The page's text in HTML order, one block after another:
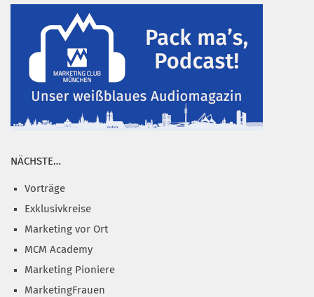
NÄCHSTE…
Vorträge
Exklusivkreise
Marketing vor Ort
MCM Academy
Marketing Pioniere
MarketingFrauen